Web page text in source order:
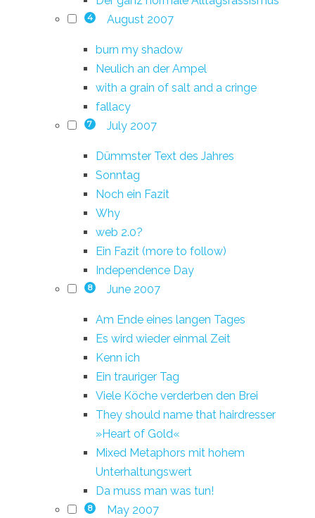
4 August 2007
burn my shadow
Neulich an der Ampel
with a grain of salt and a cringe
fallacy
7 July 2007
Dümmster Text des Jahres
Sonntag
Noch ein Fazit
Why
web 2.0?
Ein Fazit (more to follow)
Independence Day
8 June 2007
Am Ende eines langen Tages
Es wird wieder einmal Zeit
Kenn ich
Ein trauriger Tag
Viele Köche verderben den Brei
They should name that hairdresser
»Heart of Gold«
Mixed Metaphors mit hohem
Unterhaltungswert
Da muss man was tun!
8 May 2007